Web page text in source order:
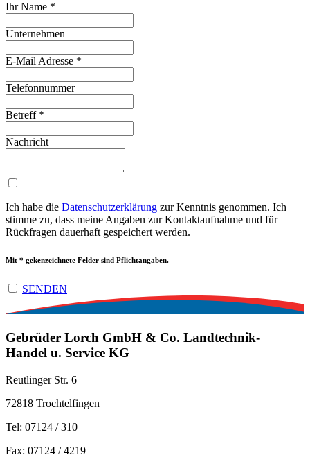
Ihr Name *
Unternehmen
E-Mail Adresse *
Telefonnummer
Betreff *
Nachricht
Ich habe die Da­ten­schutz­er­klä­rung zur Kenntnis genommen. Ich
stimme zu, dass meine Angaben zur Kon­takt­auf­nah­me und für
Rück­fra­gen dauerhaft ge­spei­chert werden.
Mit * gekenzeichnete Felder sind Pflichtangaben.
SENDEN
Gebrüder Lorch GmbH ­& Co. Landtechnik-
Handel u. Service KG
Reutlinger Str. 6
72818 Trochtelfingen
Tel: 07124 / 310
Fax: 07124 / 4219